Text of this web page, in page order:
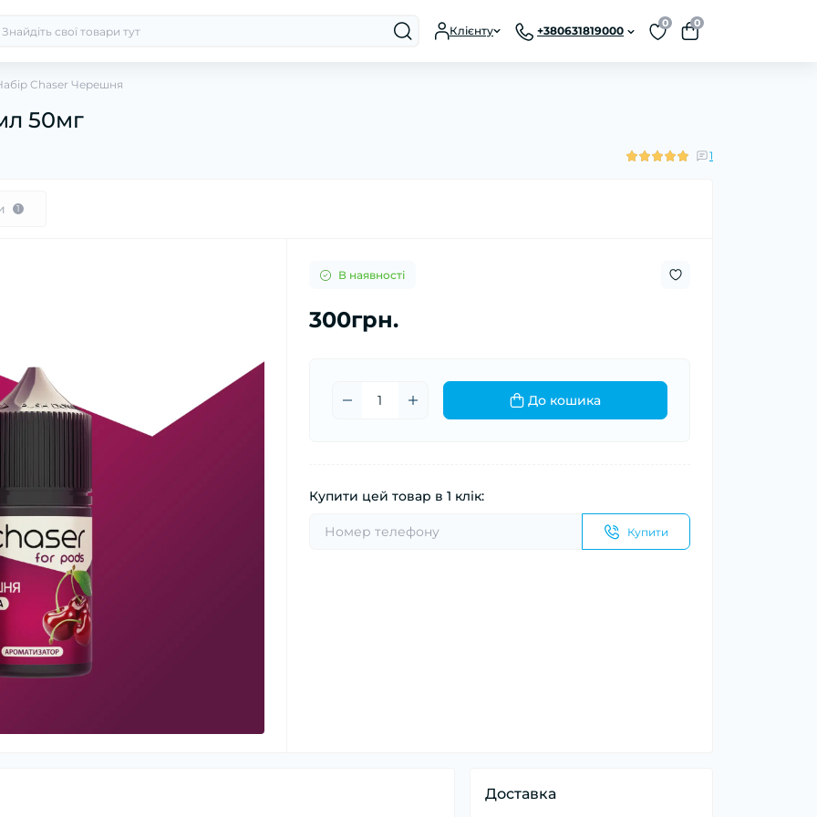
Клієнту +380631819000
0 0
Chaser Черешня
50мг
1
1
В наявності
300грн.
До кошика
Купити цей товар в 1 клік:
Купити
Доставка